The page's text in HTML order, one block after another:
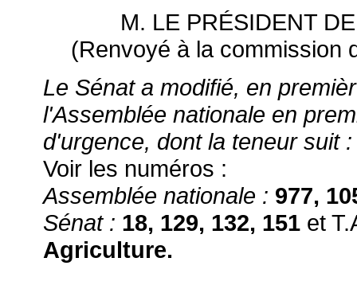
M. LE PRÉSIDENT
(Renvoyé à la commission
Le Sénat a modifié, en
l'Assemblée nationale en
d'urgence, dont la teneur suit :
Voir les numéros :
Assemblée nationale : 977,
Sénat : 18, 129, 132, 151 et
Agriculture.